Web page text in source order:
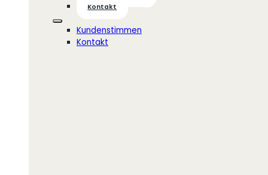
Kontakt
Kundenstimmen
Kontakt